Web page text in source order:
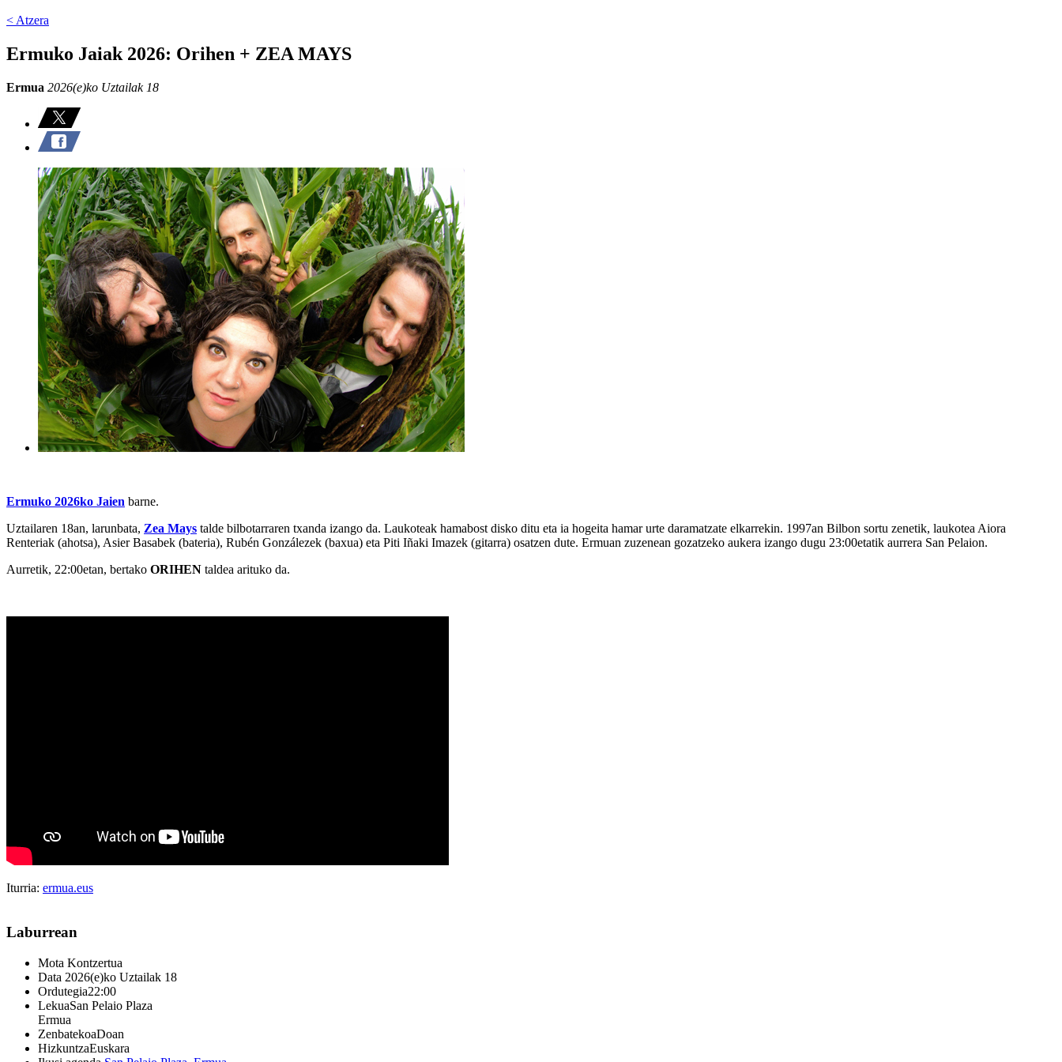
< Atzera
Ermuko Jaiak 2026: Orihen + ZEA MAYS
Ermua 2026(e)ko Uztailak 18
Ermuko 2026ko Jaien barne.
Uztailaren 18an, larunbata, Zea Mays talde bilbotarraren txanda izango da. Laukoteak hamabost disko ditu eta ia hogeita hamar urte daramatzate elkarrekin. 1997an Bilbon sortu zenetik, laukotea Aiora
Renteriak (ahotsa), Asier Basabek (bateria), Rubén Gonzálezek (baxua) eta Piti Iñaki Imazek (gitarra) osatzen dute. Ermuan zuzenean gozatzeko aukera izango dugu 23:00etatik aurrera San Pelaion.
Aurretik, 22:00etan, bertako ORIHEN taldea arituko da.
Iturria: ermua.eus
Laburrean
Mota Kontzertua
Data 2026(e)ko Uztailak 18
Ordutegia22:00
LekuaSan Pelaio Plaza
Ermua
ZenbatekoaDoan
HizkuntzaEuskara